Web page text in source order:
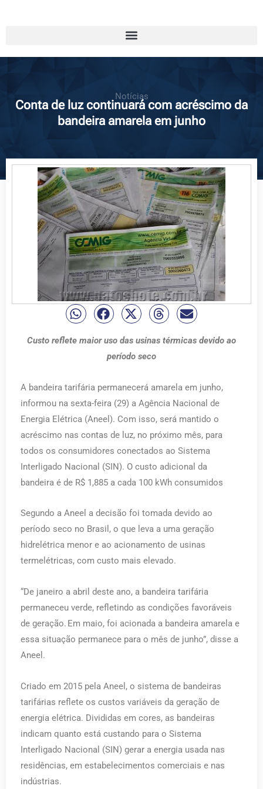
Notícias
Conta de luz continuará com acréscimo da
bandeira amarela em junho
Custo reflete maior uso das usinas térmicas devido ao
período seco
A bandeira tarifária permanecerá amarela em junho,
informou na sexta-feira (29) a Agência Nacional de
Energia Elétrica (Aneel). Com isso, será mantido o
acréscimo nas contas de luz, no próximo mês, para
todos os consumidores conectados ao Sistema
Interligado Nacional (SIN). O custo adicional da
bandeira é de R$ 1,885 a cada 100 kWh consumidos
Segundo a Aneel a decisão foi tomada devido ao
período seco no Brasil, o que leva a uma geração
hidrelétrica menor e ao acionamento de usinas
termelétricas, com custo mais elevado.
“De janeiro a abril deste ano, a bandeira tarifária
permaneceu verde, refletindo as condições favoráveis
de geração. Em maio, foi acionada a bandeira amarela e
essa situação permanece para o mês de junho”, disse a
Aneel.
Criado em 2015 pela Aneel, o sistema de bandeiras
tarifárias reflete os custos variáveis da geração de
energia elétrica. Divididas em cores, as bandeiras
indicam quanto está custando para o Sistema
Interligado Nacional (SIN) gerar a energia usada nas
residências, em estabelecimentos comerciais e nas
indústrias.